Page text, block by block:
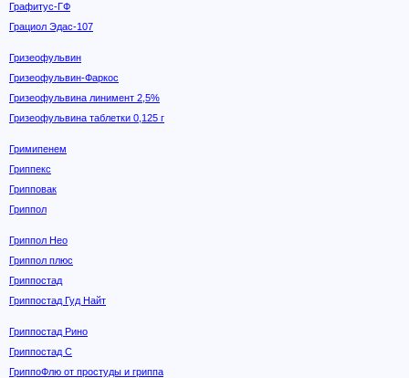
Графитус-ГФ
Грациол Эдас-107
Гризеофульвин
Гризеофульвин-Фаркос
Гризеофульвина линимент 2,5%
Гризеофульвина таблетки 0,125 г
Гримипенем
Гриппекс
Грипповак
Гриппол
Гриппол Нео
Гриппол плюс
Гриппостад
Гриппостад Гуд Найт
Гриппостад Рино
Гриппостад С
ГриппоФлю от простуды и гриппа